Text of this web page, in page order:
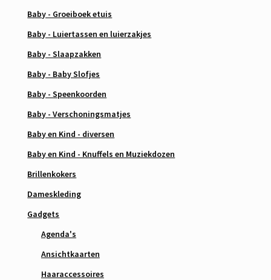
Baby - Groeiboek etuis
Baby - Luiertassen en luierzakjes
Baby - Slaapzakken
Baby - Baby Slofjes
Baby - Speenkoorden
Baby - Verschoningsmatjes
Baby en Kind - diversen
Baby en Kind - Knuffels en Muziekdozen
Brillenkokers
Dameskleding
Gadgets
Agenda's
Ansichtkaarten
Haaraccessoires